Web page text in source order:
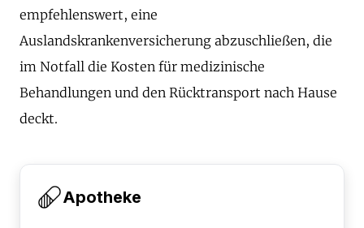
empfehlenswert, eine
Auslandskrankenversicherung abzuschließen, die
im Notfall die Kosten für medizinische
Behandlungen und den Rücktransport nach Hause
deckt.
Apotheke